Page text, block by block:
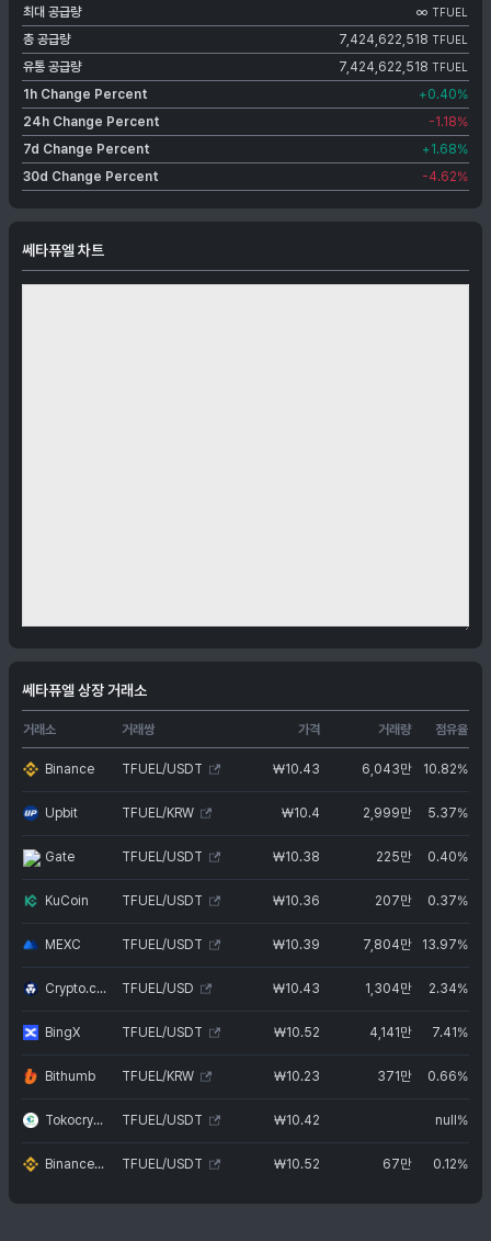
최대 공급량 ∞ TFUEL
총 공급량 7,424,622,518 TFUEL
유통 공급량 7,424,622,518 TFUEL
1h Change Percent +0.40%
24h Change Percent
-1.18%
7d Change Percent
+1.68%
30d Change Percent
-4.62%
쎄타퓨엘 차트
쎄타퓨엘 상장 거래소
거래소 거래쌍 가격 거래량 점유율
Binance TFUEL/USDT ₩10.43 6,043만 10.82%
Upbit TFUEL/KRW ₩10.4 2,999만 5.37%
Gate TFUEL/USDT ₩10.38 225만 0.40%
KuCoin TFUEL/USDT ₩10.36 207만 0.37%
MEXC TFUEL/USDT ₩10.39 7,804만 13.97%
Crypto.com Exchange TFUEL/USD ₩10.43 1,304만 2.34%
BingX TFUEL/USDT ₩10.52 4,141만 7.41%
Bithumb TFUEL/KRW ₩10.23 371만 0.66%
Tokocrypto TFUEL/USDT ₩10.42 null%
Binance.US TFUEL/USDT ₩10.52 67만 0.12%